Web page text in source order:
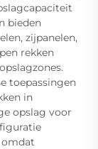
bieden
zijpanelen,
rekken
toepassingen
in
opslag voor